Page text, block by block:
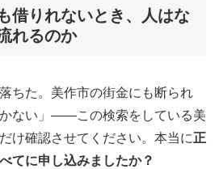
借りれないとき、人はな
れるのか
ちた。美作市の街金にも断られ
ない」——この検索をしている美
け確認させてください。本当に正
てに申し込みましたか？